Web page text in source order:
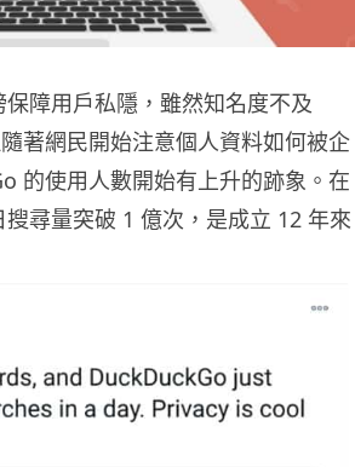
障用戶私隱，雖然知名度不及
著網民開始注意個人資料如何被企
的使用人數開始有上升的跡象。在
尋量突破 1 億次，是成立 12 年來